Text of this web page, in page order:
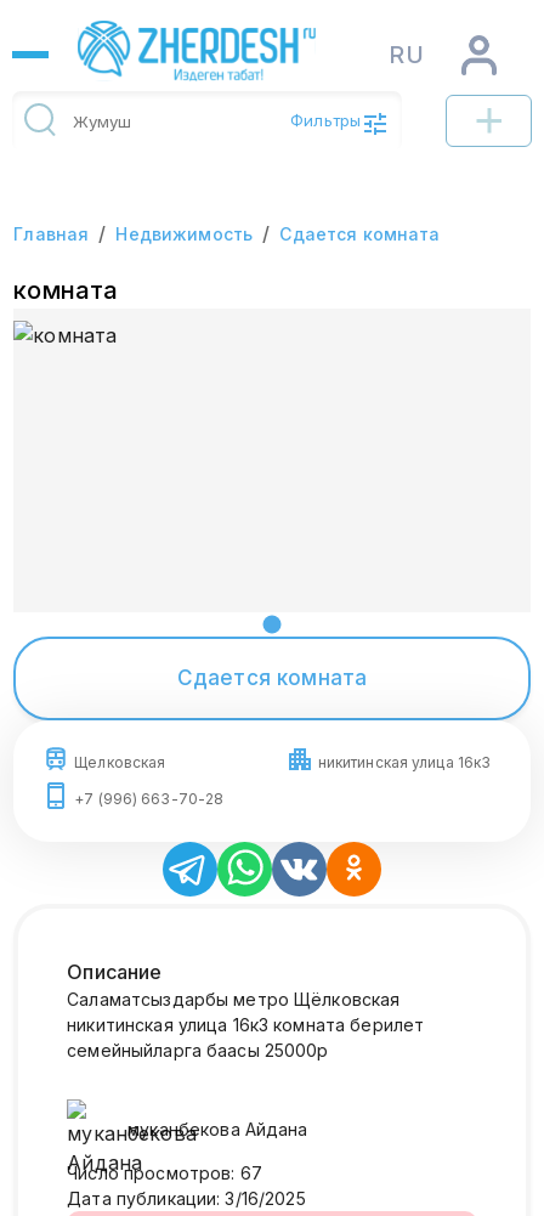
RU
Фильтры
Главная / Недвижимость / Сдается комната
комната
Сдается комната
Щелковская
никитинская улица 16к3
+7 (996) 663-70-28
Описание
Саламатсыздарбы метро Щëлковская
никитинская улица 16к3 комната берилет
семейныйларга баасы 25000р
муканбекова Айдана
Число просмотров: 67
Дата публикации: 3/16/2025